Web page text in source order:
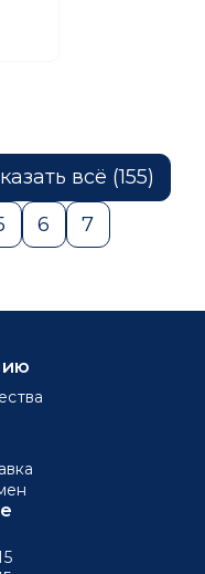
6 7
всё (155)